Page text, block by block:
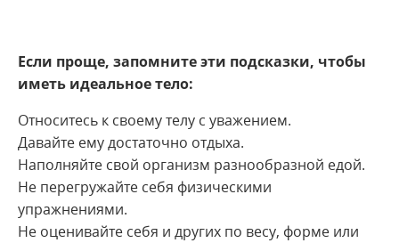
Если проще, запомните эти подсказки, чтобы
иметь идеальное тело:
Относитесь к своему телу с уважением.
Давайте ему достаточно отдыха.
Наполняйте свой организм разнообразной едой.
Не перегружайте себя физическими
упражнениями.
Не оценивайте себя и других по весу, форме или